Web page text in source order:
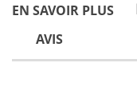
EN SAVOIR PLUS
AVIS